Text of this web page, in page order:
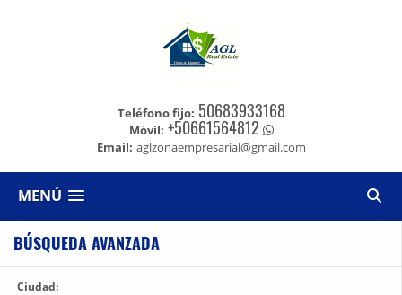
Teléfono fijo: 50683933168
Móvil: +50661564812
Email: aglzonaempresarial@gmail.com
MENÚ
BÚSQUEDA AVANZADA
Ciudad: